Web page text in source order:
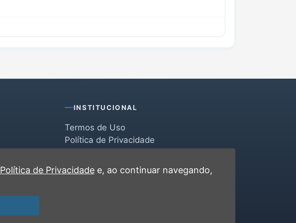
INSTITUCIONAL
Termos de Uso
Política de Privacidade
Contato
Política de Privacidadee, ao continuar navegando,